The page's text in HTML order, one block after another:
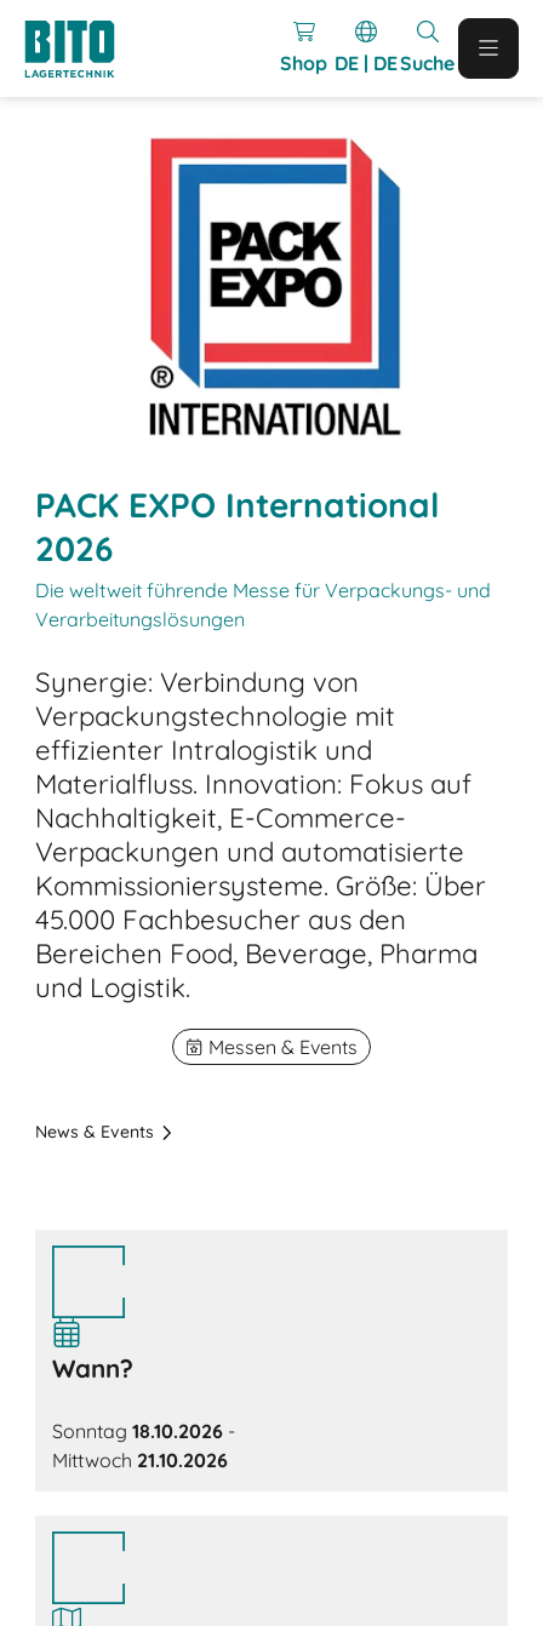
Shop DE | DESuche
PACK EXPO International
2026
Die weltweit führende Messe für Verpackungs- und
Verarbeitungslösungen
Synergie: Verbindung von
Verpackungstechnologie mit
effizienter Intralogistik und
Materialfluss. Innovation: Fokus auf
Nachhaltigkeit, E-Commerce-
Verpackungen und automatisierte
Kommissioniersysteme. Größe: Über
45.000 Fachbesucher aus den
Bereichen Food, Beverage, Pharma
und Logistik.
Messen & Events
News & Events
Wann?
Sonntag 18.10.2026-
Mittwoch 21.10.2026